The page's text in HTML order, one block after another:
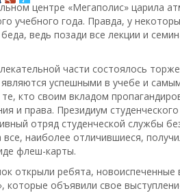
центре «Мегаполис» царила
учебного года. Правда, у
ведь позади все лекции и
части состоялось
успешными в учебе и
кто своим вкладом
и права. Президиум
отряд студенческой службы
все, наиболее отличившиеся,
флеш-карты.
открыли ребята,
которые объявили свое